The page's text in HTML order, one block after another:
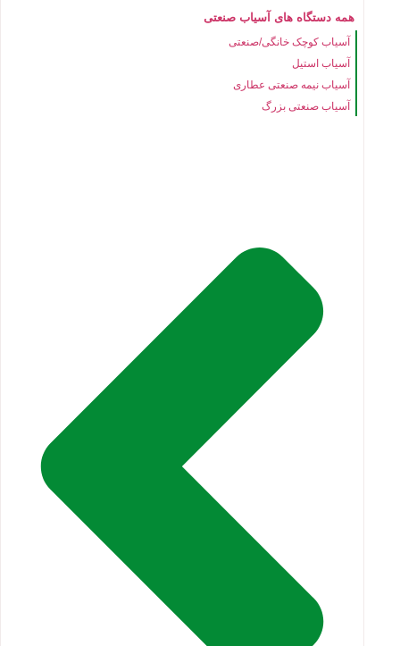
همه دستگاه های آسیاب صنعتی
آسیاب کوچک خانگی/صنعتی
آسیاب استیل
آسیاب نیمه صنعتی عطاری
آسیاب صنعتی بزرگ